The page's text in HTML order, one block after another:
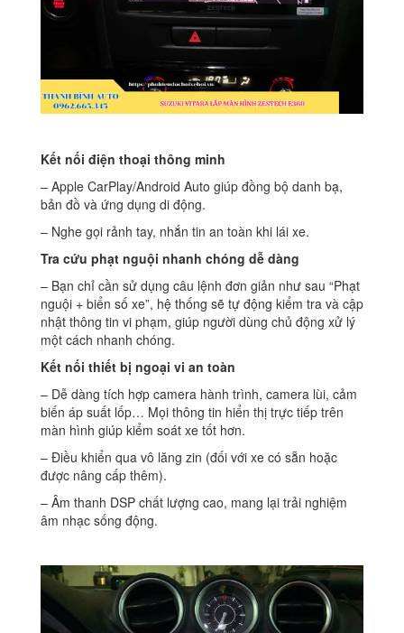
Kết nối điện thoại thông minh
– Apple CarPlay/Android Auto giúp đồng bộ danh bạ,
bản đồ và ứng dụng di động.
– Nghe gọi rảnh tay, nhắn tin an toàn khi lái xe.
Tra cứu phạt nguội nhanh chóng dễ dàng
– Bạn chỉ cần sử dụng câu lệnh đơn giản như sau “Phạt
nguội + biển số xe”, hệ thống sẽ tự động kiểm tra và cập
nhật thông tin vi phạm, giúp người dùng chủ động xử lý
một cách nhanh chóng.
Kết nối thiết bị ngoại vi an toàn
– Dễ dàng tích hợp camera hành trình, camera lùi, cảm
biến áp suất lốp… Mọi thông tin hiển thị trực tiếp trên
màn hình giúp kiểm soát xe tốt hơn.
– Điều khiển qua vô lăng zin (đối với xe có sẵn hoặc
được nâng cấp thêm).
– Âm thanh DSP chất lượng cao, mang lại trải nghiệm
âm nhạc sống động.